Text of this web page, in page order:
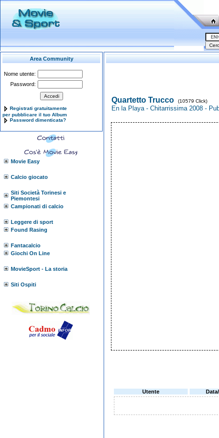
Area Community
Nome utente:
Password:
Registrati gratuitamente
per pubblicare il tuo Album
Password dimenticata?
Movie Easy
Calcio giocato
Siti Società Torinesi e
Piemontesi
Campionati di calcio
Leggere di sport
Found Rasing
Fantacalcio
Giochi On Line
MovieSport - La storia
Siti Ospiti
Quartetto Trucco (10579 Click)
En la Playa - Chitarrissima 2008 -
Utente